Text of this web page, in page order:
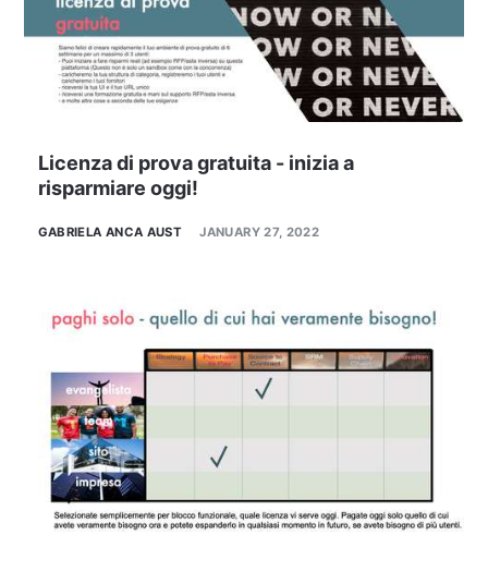
Licenza di prova gratuita - inizia a
risparmiare oggi!
GABRIELA ANCA AUST JANUARY 27, 2022